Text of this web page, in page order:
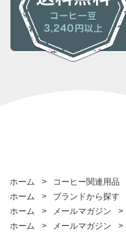
ホーム > コーヒー関連用品
ホーム
> ブランドから探す
ホーム
> メールマガジン >
ホーム
> メールマガジン >